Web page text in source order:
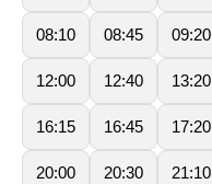
08:10 08:45 09:20
12:00 12:40 13:20
16:15 16:45 17:20
20:00 20:30 21:10